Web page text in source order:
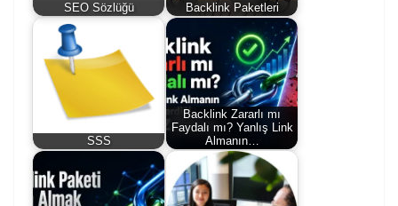
SEO Sözlüğü Backlink Paketleri
SSS
Backlink Zararlı mı
Faydalı mı? Yanlış Link
Almanın…